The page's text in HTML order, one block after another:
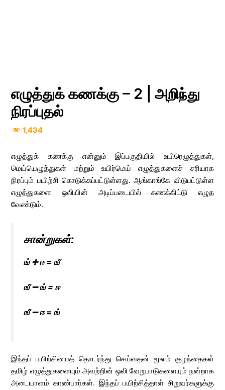
எழுத்துக் கணக்கு – 2 | அறிந்து
நிரப்புதல்
1,434
எழுத்துக் கணக்கு என்னும் இப்பகுதியில் உயிரெழுத்துகள்,
மெய்யெழுத்துகள் மற்றும் உயிர்மெய் எழுத்துகளைச் சரியாக
நிரப்பும் பயிற்சி கொடுக்கப்பட்டுள்ளது. ஆங்காங்கே விடுபட்டுள்ள
எழுத்துகளை ஒலியின் அடிப்படையில் கணக்கிட்டு எழுத
வேண்டும்.
சான்றுகள்:
ங் ➕ ஈ = ஙீ
ஙீ ➖ ங் = ஈ
ஙீ ➖ ஈ = ங்
இந்தப் பயிற்சியைத் தொடர்ந்து செய்வதன் மூலம் குழந்தைகள்
தமிழ் எழுத்துகளையும் அவற்றின் ஒலி வேறுபாடுகளையும் நன்றாக
அடையாளம் காண்பார்கள். இந்தப் பயிற்சித்தாள் சிறுவர்களுக்கு